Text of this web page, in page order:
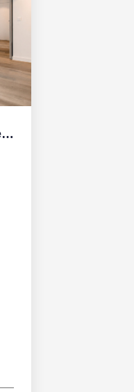
Appartement La Rochelle 3 pièce(s) 68.10 m2